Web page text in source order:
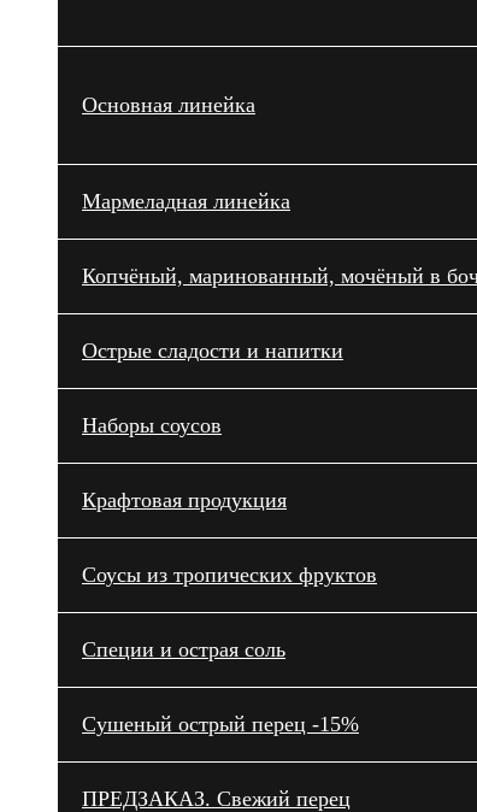
Основная линейка
Мармеладная линейка
Копчёный, маринованный, мочёный в
Острые сладости и напитки
Наборы соусов
Крафтовая продукция
Cоусы из тропических фруктов
Специи и острая соль
Сушеный острый перец -15%
ПРЕДЗАКАЗ. Свежий перец